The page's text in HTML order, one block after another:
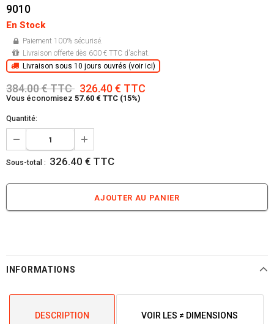
9010
En Stock
Paiement 100% sécurisé.
Livraison offerte dès 600 € TTC d'achat.
Livraison sous 10 jours ouvrés (voir ici)
384.00 € TTC 326.40 € TTC
Vous économisez 57.60 € TTC (15%)
Quantité:
Sous-total : 326.40 € TTC
INFORMATIONS
DESCRIPTION VOIR LES ≠ DIMENSIONS